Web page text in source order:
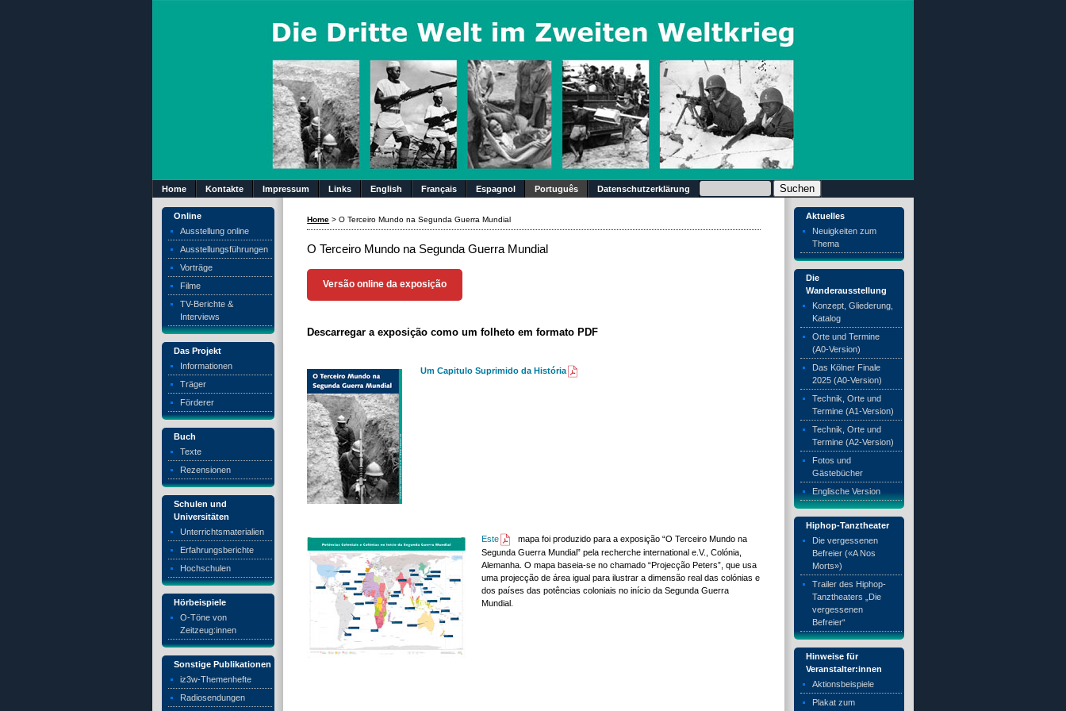
Home Kontakte Impressum Links English Français Espagnol Português Datenschutzerklärung Suchen nach:
Online
Ausstellung online
Ausstellungsführungen
Vorträge
Filme
TV-Berichte &
Interviews
Das Projekt
Informationen
Träger
Förderer
Buch
Texte
Rezensionen
Schulen und
Universitäten
Unterrichtsmaterialien
Erfahrungsberichte
Hochschulen
Hörbeispiele
O-Töne von
Zeitzeug:innen
Sonstige Publikationen
iz3w-Themenhefte
Radiosendungen
Home >O Terceiro Mundo na Segunda Guerra Mundial
O Terceiro Mundo na Segunda Guerra Mundial
Versão online da exposição
Descarregar a exposição como um folheto em formato PDF
Um Capitulo Suprimido da História
Este
mapa foi produzido para a exposição “O Terceiro Mundo na
Segunda Guerra Mundial” pela recherche international e.V., Colónia,
Alemanha. O mapa baseia-se no chamado “Projecção Peters”, que usa
uma projecção de área igual para ilustrar a dimensão real das colónias e
dos países das potências coloniais no início da Segunda Guerra
Mundial.
Aktuelles
Neuigkeiten zum
Thema
Die
Wanderausstellung
Konzept, Gliederung,
Katalog
Orte und Termine
(A0-Version)
Das Kölner Finale
2025 (A0-Version)
Technik, Orte und
Termine (A1-Version)
Technik, Orte und
Termine (A2-Version)
Fotos und
Gästebücher
Englische Version
Hiphop-Tanztheater
Die vergessenen
Befreier («A Nos
Morts»)
Trailer des Hiphop-
Tanztheaters „Die
vergessenen
Befreier“
Hinweise für
Veranstalter:innen
Aktionsbeispiele
Plakat zum